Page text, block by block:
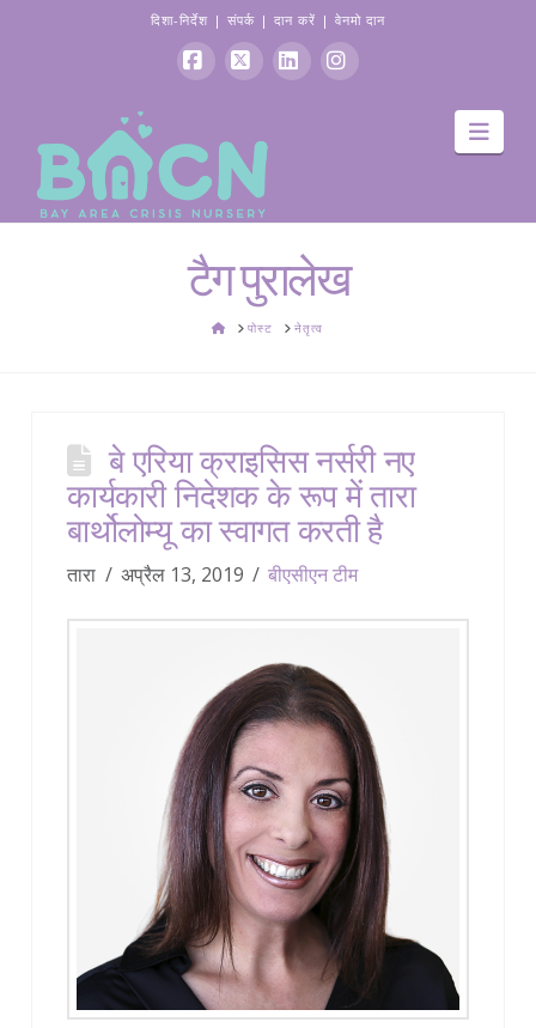
दिशा-निर्देश | संपर्क| दान करें | वेनमो दान
टैग पुरालेख
घर पोस्ट नेतृत्व
बे एरिया क्राइसिस नर्सरी नए
कार्यकारी निदेशक के रूप में तारा
बार्थोलोम्यू का स्वागत करती है
तारा अप्रैल 13, 2019 बीएसीएन टीम